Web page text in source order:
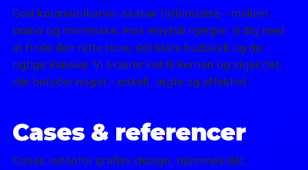
God kommunikation skaber forbindelse – mellem
brand og menneske. Hos wayfab hjælper vi dig med
at finde den rette tone, det klare budskab og de
rigtige kanaler. Vi skærer ind til kernen og siger det,
der betyder noget – enkelt, ægte og effektivt.
Cases & referencer
Cases indenfor grafisk design, hjemmesider,